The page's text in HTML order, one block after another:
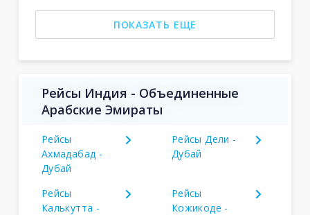
ПОКАЗАТЬ ЕЩЕ
Рейсы Индия - Объединенные
Арабские Эмираты
Рейсы
Ахмадабад -
Дубай
Рейсы Дели -
Дубай
Рейсы
Калькутта -
Рейсы
Кожикоде -